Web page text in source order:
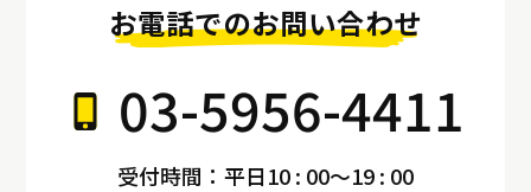
お電話でのお問い合わせ
03-5956-4411
受付時間：平日10 : 00～19 : 00